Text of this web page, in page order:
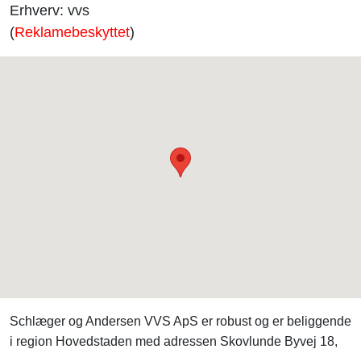
Erhverv: vvs
(Reklamebeskyttet)
Schlæger og Andersen VVS ApS er robust og er beliggende
i region Hovedstaden med adressen Skovlunde Byvej 18,